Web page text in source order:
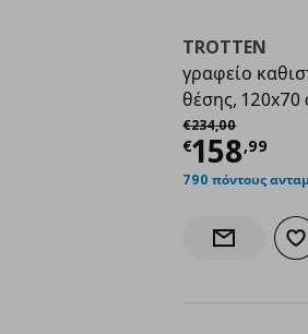
TROTTEN
γραφείο
θέσης, 120x70
€234,00
Αρχική τιμή
€158,99
790 πόντους
Ενημέρωση